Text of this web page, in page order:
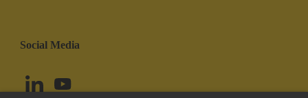
Social Media